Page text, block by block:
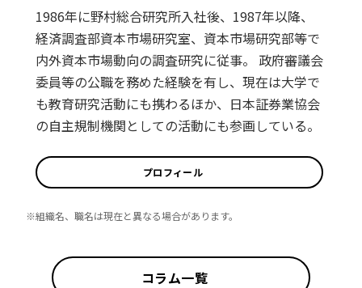
1986年に野村総合研究所入社後、1987年以降、
経済調査部資本市場研究室、資本市場研究部等で
内外資本市場動向の調査研究に従事。 政府審議会
委員等の公職を務めた経験を有し、現在は大学で
も教育研究活動にも携わるほか、日本証券業協会
の自主規制機関としての活動にも参画している。
プロフィール
※組織名、職名は現在と異なる場合があります。
コラム一覧